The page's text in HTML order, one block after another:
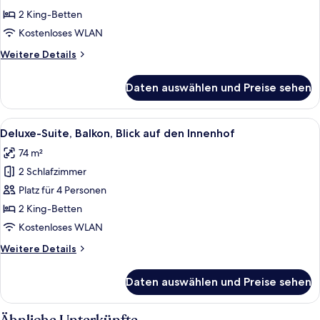
Meerblick
anzeigen
2 King-Betten
Kostenloses WLAN
Weitere Details
Weitere
Vierbettzimmer,
Balkon,
Meerblick
Daten auswählen und Preise sehen
Alle
Fotos
für
Deluxe-
Suite,
Balkon,
Blick
den
Ein modernes Hotelzimmer mit
6
Deluxe-Suite, Balkon, Blick auf den Innenhof
74 m²
2 Schlafzimmer
Platz für 4 Personen
2 King-Betten
Kostenloses WLAN
Weitere Details
Weitere
Suite,
Balkon,
Daten auswählen und Preise sehen